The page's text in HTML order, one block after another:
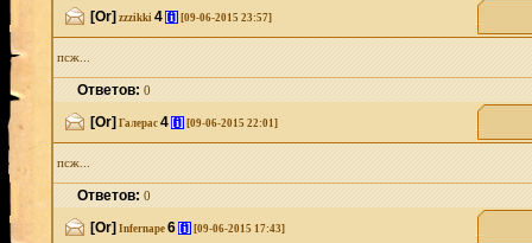
[Or] zzzikki 4 [i] [09-06-2015 23:57]
псж...
Ответов:0
[Or] Галерас 4 [i] [09-06-2015 22:01]
псж...
Ответов:0
[Or] Infernape 6 [i] [09-06-2015 17:43]